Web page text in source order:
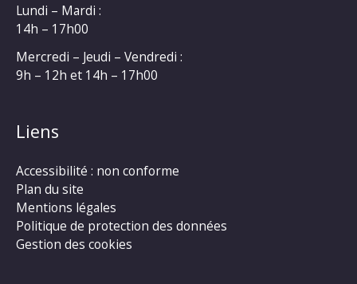
Lundi – Mardi :
14h – 17h00
Mercredi – Jeudi – Vendredi :
9h – 12h et 14h – 17h00
Liens
Accessibilité : non conforme
Plan du site
Mentions légales
Politique de protection des données
Gestion des cookies